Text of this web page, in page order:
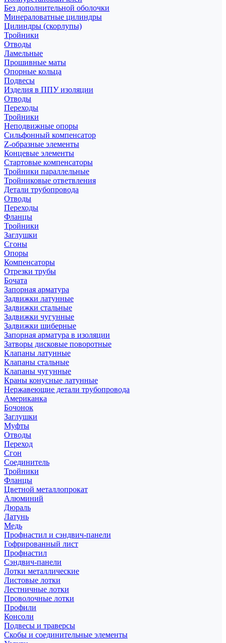
Без дополнительной оболочки
Минераловатные цилиндры
Цилиндры (скорлупы)
Тройники
Отводы
Ламельные
Прошивные маты
Опорные кольца
Подвесы
Изделия в ППУ изоляции
Отводы
Переходы
Тройники
Неподвижные опоры
Cильфонный компенсатор
Z-образные элементы
Концевые элементы
Стартовые компенсаторы
Тройники параллельные
Тройниковые ответвления
Детали трубопровода
Отводы
Переходы
Фланцы
Тройники
Заглушки
Сгоны
Опоры
Компенсаторы
Отрезки трубы
Бочата
Запорная арматура
Задвижки латунные
Задвижки стальные
Задвижки чугунные
Задвижки шиберные
Запорная арматура в изоляции
Затворы дисковые поворотные
Клапаны латунные
Клапаны стальные
Клапаны чугунные
Краны конусные латунные
Нержавеющие детали трубопровода
Американка
Бочонок
Заглушки
Муфты
Отводы
Переход
Сгон
Соединитель
Тройники
Фланцы
Цветной металлопрокат
Алюминий
Дюраль
Латунь
Медь
Профнастил и сэндвич-панели
Гофрированный лист
Профнастил
Сэндвич-панели
Лотки металлические
Листовые лотки
Лестничные лотки
Проволочные лотки
Профили
Консоли
Подвесы и траверсы
Скобы и соединительные элементы